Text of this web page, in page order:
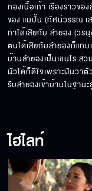
ทองเนื้อเก้า เรื่องราวข
ของ แม่ปั้น (ทัศน์วรรณ
ท่าได้เสียกับ ลำยอง (ว
ตนได้เสียกับลำยองก็แท
บ้านลำยองเป็นเช่นไร ส่
ผัวได้ก็ดีใจเพราะฝันว่า
รับลำยองเข้าบ้านในฐานะ
ไฮไลท์